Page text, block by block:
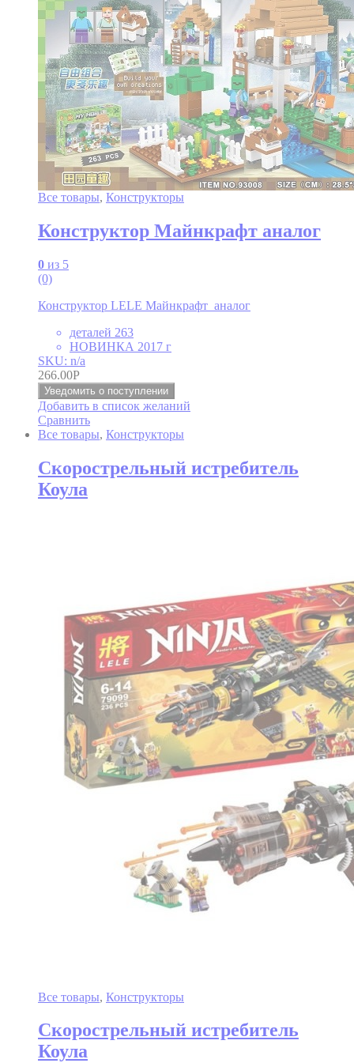
Все товары, Конструкторы
Конструктор Майнкрафт аналог
0 из 5
(0)
Конструктор LELE Майнкрафт аналог
деталей 263
НОВИНКА 2017 г
SKU: n/a
266.00Р
Уведомить о поступлении
Добавить в список желаний
Сравнить
Все товары, Конструкторы
Скорострельный истребитель
Коула
Все товары, Конструкторы
Скорострельный истребитель
Коула